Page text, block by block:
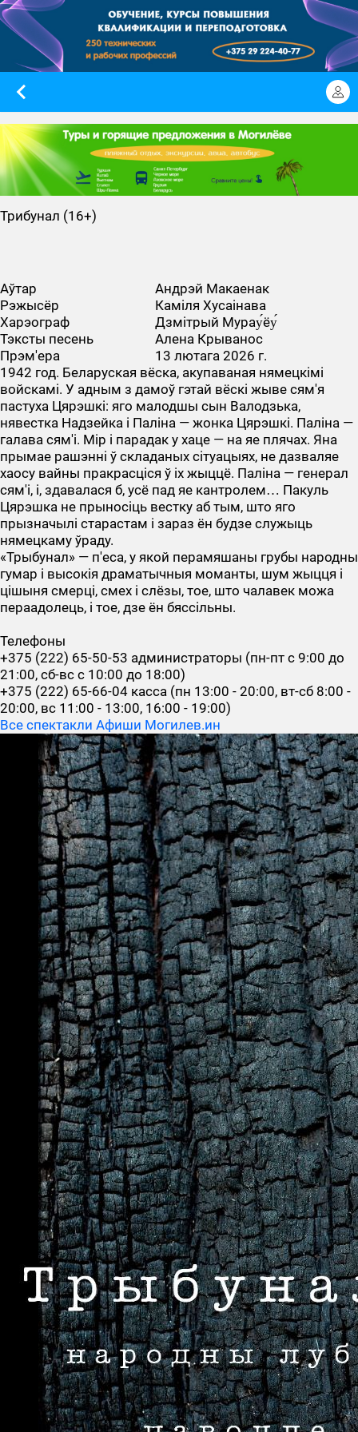
Трибунал (16+)
Аўтар
Андрэй Макаенак
Рэжысёр
Каміля Хусаінава
Харэограф
Дзмітрый Мурау́ёу́
Тэксты песень
Алена Крыванос
Прэм'ера
13 лютага 2026 г.
1942 год. Беларуская вёска, акупаваная нямецкімі
войскамі. У адным з дамоў гэтай вёскі жыве сям'я
пастуха Цярэшкі: яго малодшы сын Валодзька,
нявестка Надзейка і Паліна — жонка Цярэшкі. Паліна —
галава сям'і. Мір і парадак у хаце — на яе плячах. Яна
прымае рашэнні ў складаных сітуацыях, не дазваляе
хаосу вайны пракрасціся ў іх жыццё. Паліна — генерал
сям'і, і, здавалася б, усё пад яе кантролем… Пакуль
Цярэшка не прыносіць вестку аб тым, што яго
прызначылі старастам і зараз ён будзе служыць
нямецкаму ўраду.
«Трыбунал» — п'еса, у якой перамяшаны грубы народны
гумар і высокія драматычныя моманты, шум жыцця і
цішыня смерці, смех і слёзы, тое, што чалавек можа
пераадолець, і тое, дзе ён бяссільны.
Телефоны
+375 (222) 65-50-53 администраторы (пн-пт с 9:00 до
21:00, сб-вс с 10:00 до 18:00)
+375 (222) 65-66-04 касса (пн 13:00 - 20:00, вт-сб 8:00 -
20:00, вс 11:00 - 13:00, 16:00 - 19:00)
Все спектакли Афиши Могилев.ин